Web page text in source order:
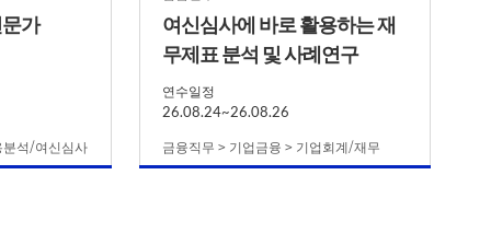
가
분석/여신심사
여신심사에 바로 활용하는 재
무제표 분석 및 사례연구
연수일정
26.08.24~26.08.26
금융직무 > 기업금융 > 기업회계/재무